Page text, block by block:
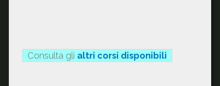
Consulta gli altri corsi disponibili